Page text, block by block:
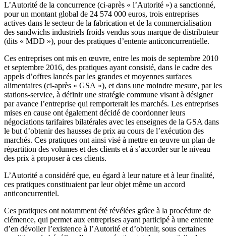
L’Autorité de la concurrence (ci-après « l’Autorité ») a sanctionné,
pour un montant global de 24 574 000 euros, trois entreprises
actives dans le secteur de la fabrication et de la commercialisation
des sandwichs industriels froids vendus sous marque de distributeur
(dits « MDD »), pour des pratiques d’entente anticoncurrentielle.
Ces entreprises ont mis en œuvre, entre les mois de septembre 2010
et septembre 2016, des pratiques ayant consisté, dans le cadre des
appels d’offres lancés par les grandes et moyennes surfaces
alimentaires (ci-après « GSA »), et dans une moindre mesure, par les
stations-service, à définir une stratégie commune visant à désigner
par avance l’entreprise qui remporterait les marchés. Les entreprises
mises en cause ont également décidé de coordonner leurs
négociations tarifaires bilatérales avec les enseignes de la GSA dans
le but d’obtenir des hausses de prix au cours de l’exécution des
marchés. Ces pratiques ont ainsi visé à mettre en œuvre un plan de
répartition des volumes et des clients et à s’accorder sur le niveau
des prix à proposer à ces clients.
L’Autorité a considéré que, eu égard à leur nature et à leur finalité,
ces pratiques constituaient par leur objet même un accord
anticoncurrentiel.
Ces pratiques ont notamment été révélées grâce à la procédure de
clémence, qui permet aux entreprises ayant participé à une entente
d’en dévoiler l’existence à l’Autorité et d’obtenir, sous certaines